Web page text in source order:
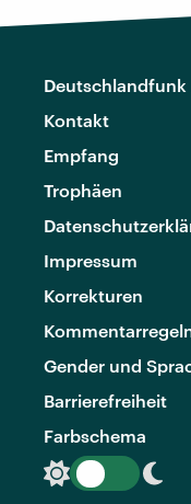
Deutschlandfunk
Kontakt
Empfang
Trophäen
Impressum
Korrekturen
Gender und
Barrierefreiheit
Farbschema